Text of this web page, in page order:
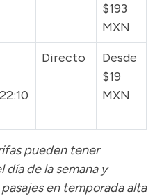
$193
MXN
Directo
Desde
$19
MXN
pueden tener
de la semana y
en temporada alta